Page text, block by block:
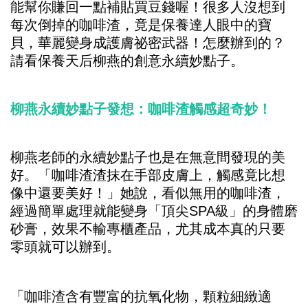
能幫你賺回一點補貼買豆錢喔！很多人沒想到
每次倒掉的咖啡渣，竟是保養達人眼中的寶
貝，華麗變身成護膚祕密武器！怎麼辦到的？
請看保養天后柳燕的創意永續妙點子。
柳燕永續妙點子發想：咖啡渣觸感超奇妙！
柳燕老師的永續妙點子也是在無意間發現的美
好。「咖啡渣渣抹在手部皮膚上，觸感竟比想
像中還要美好！」她說，看似無用的咖啡渣，
經過簡單處理就能變身「頂尖SPA級」的身體磨
砂膏，效果不輸專櫃產品，尤其成本真的只要
零頭就可以辦到。
「咖啡渣含有豐富的抗氧化物，顆粒細緻適